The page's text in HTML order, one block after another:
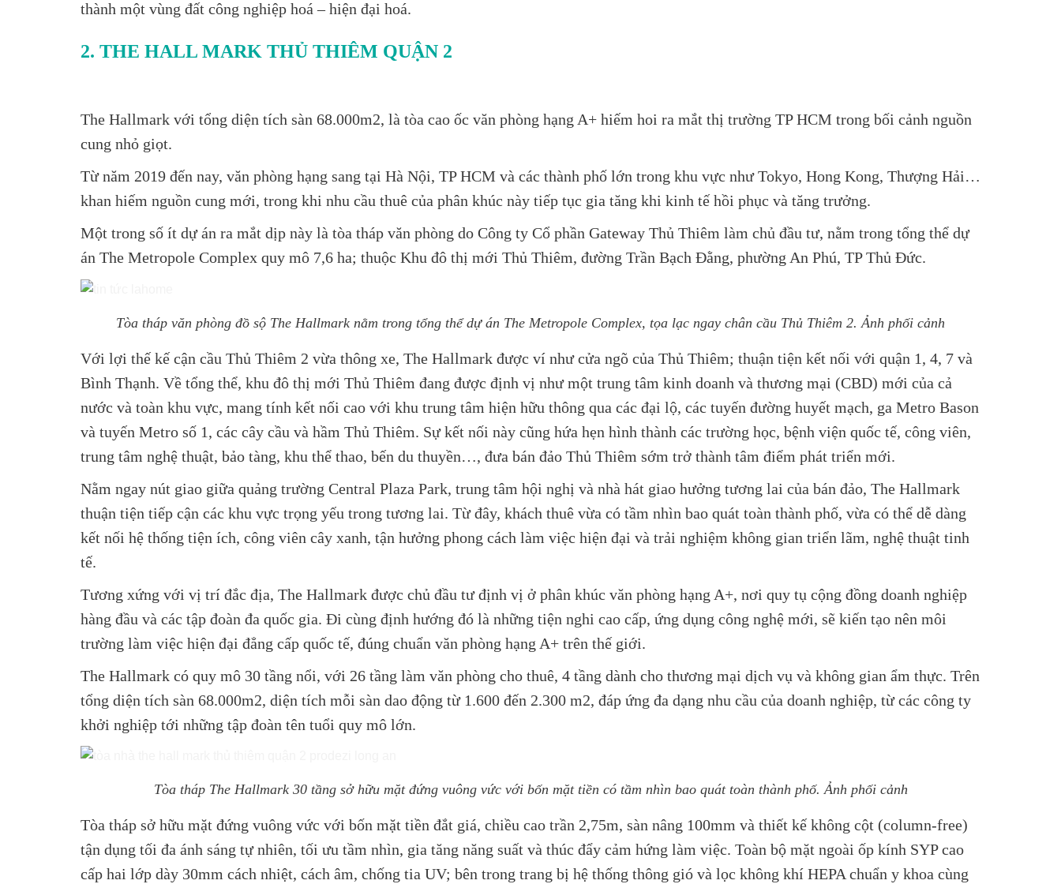
thành một vùng đất công nghiệp hoá – hiện đại hoá.
2. THE HALL MARK THỦ THIÊM QUẬN 2
The Hallmark với tổng diện tích sàn 68.000m2, là tòa cao ốc văn phòng hạng A+ hiếm hoi ra mắt thị trường TP HCM trong bối cảnh nguồn
cung nhỏ giọt.
Từ năm 2019 đến nay, văn phòng hạng sang tại Hà Nội, TP HCM và các thành phố lớn trong khu vực như Tokyo, Hong Kong, Thượng Hải…
khan hiếm nguồn cung mới, trong khi nhu cầu thuê của phân khúc này tiếp tục gia tăng khi kinh tế hồi phục và tăng trưởng.
Một trong số ít dự án ra mắt dịp này là tòa tháp văn phòng do Công ty Cổ phần Gateway Thủ Thiêm làm chủ đầu tư, nằm trong tổng thể dự
án The Metropole Complex quy mô 7,6 ha; thuộc Khu đô thị mới Thủ Thiêm, đường Trần Bạch Đằng, phường An Phú, TP Thủ Đức.
Tòa tháp văn phòng đồ sộ The Hallmark nằm trong tổng thể dự án The Metropole Complex, tọa lạc ngay chân cầu Thủ Thiêm 2. Ảnh phối cảnh
Với lợi thế kế cận cầu Thủ Thiêm 2 vừa thông xe, The Hallmark được ví như cửa ngõ của Thủ Thiêm; thuận tiện kết nối với quận 1, 4, 7 và
Bình Thạnh. Về tổng thể, khu đô thị mới Thủ Thiêm đang được định vị như một trung tâm kinh doanh và thương mại (CBD) mới của cả
nước và toàn khu vực, mang tính kết nối cao với khu trung tâm hiện hữu thông qua các đại lộ, các tuyến đường huyết mạch, ga Metro Bason
và tuyến Metro số 1, các cây cầu và hầm Thủ Thiêm. Sự kết nối này cũng hứa hẹn hình thành các trường học, bệnh viện quốc tế, công viên,
trung tâm nghệ thuật, bảo tàng, khu thể thao, bến du thuyền…, đưa bán đảo Thủ Thiêm sớm trở thành tâm điểm phát triển mới.
Nằm ngay nút giao giữa quảng trường Central Plaza Park, trung tâm hội nghị và nhà hát giao hưởng tương lai của bán đảo, The Hallmark
thuận tiện tiếp cận các khu vực trọng yếu trong tương lai. Từ đây, khách thuê vừa có tầm nhìn bao quát toàn thành phố, vừa có thể dễ dàng
kết nối hệ thống tiện ích, công viên cây xanh, tận hưởng phong cách làm việc hiện đại và trải nghiệm không gian triển lãm, nghệ thuật tinh
tế.
Tương xứng với vị trí đắc địa, The Hallmark được chủ đầu tư định vị ở phân khúc văn phòng hạng A+, nơi quy tụ cộng đồng doanh nghiệp
hàng đầu và các tập đoàn đa quốc gia. Đi cùng định hướng đó là những tiện nghi cao cấp, ứng dụng công nghệ mới, sẽ kiến tạo nên môi
trường làm việc hiện đại đẳng cấp quốc tế, đúng chuẩn văn phòng hạng A+ trên thế giới.
The Hallmark có quy mô 30 tầng nổi, với 26 tầng làm văn phòng cho thuê, 4 tầng dành cho thương mại dịch vụ và không gian ẩm thực. Trên
tổng diện tích sàn 68.000m2, diện tích mỗi sàn dao động từ 1.600 đến 2.300 m2, đáp ứng đa dạng nhu cầu của doanh nghiệp, từ các công ty
khởi nghiệp tới những tập đoàn tên tuổi quy mô lớn.
Tòa tháp The Hallmark 30 tầng sở hữu mặt đứng vuông vức với bốn mặt tiền có tầm nhìn bao quát toàn thành phố. Ảnh phối cảnh
Tòa tháp sở hữu mặt đứng vuông vức với bốn mặt tiền đắt giá, chiều cao trần 2,75m, sàn nâng 100mm và thiết kế không cột (column-free)
tận dụng tối đa ánh sáng tự nhiên, tối ưu tầm nhìn, gia tăng năng suất và thúc đẩy cảm hứng làm việc. Toàn bộ mặt ngoài ốp kính SYP cao
cấp hai lớp dày 30mm cách nhiệt, cách âm, chống tia UV; bên trong trang bị hệ thống thông gió và lọc không khí HEPA chuẩn y khoa cùng